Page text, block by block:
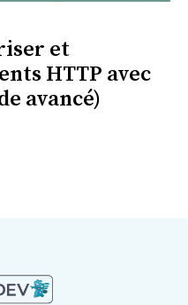
et
HTTP avec
avancé)